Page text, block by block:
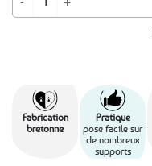
Fabrication
bretonne
Pratique
pose facile sur
de nombreux
supports